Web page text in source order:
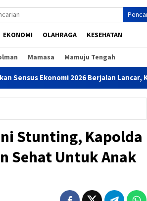
EKONOMI OLAHRAGA KESEHATAN
Mamasa Mamuju Tengah
2026 Berjalan Lancar, KominfoSS
Stunting, Kapolda
Sehat Untuk Anak